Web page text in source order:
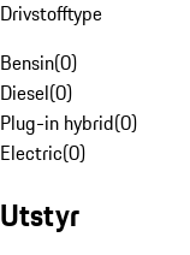
Drivstofftype
Bensin(0)
Diesel(0)
Plug-in hybrid(0)
Electric(0)
Utstyr